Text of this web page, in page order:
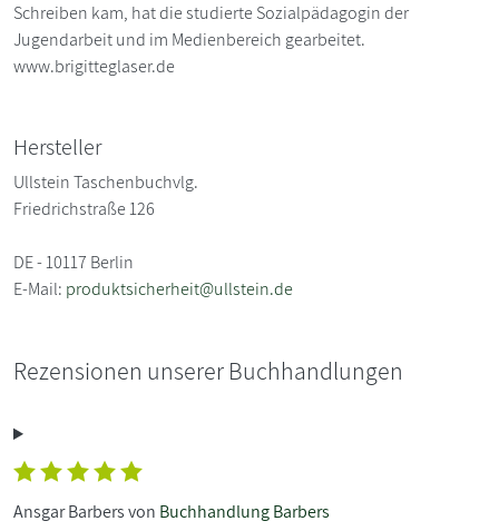
Schreiben kam, hat die studierte Sozialpädagogin der
Jugendarbeit und im Medienbereich gearbeitet.
www.brigitteglaser.de
Hersteller
Ullstein Taschenbuchvlg.
Friedrichstraße 126
DE - 10117 Berlin
E-Mail: produktsicherheit@ullstein.de
Rezensionen unserer Buchhandlungen
Ansgar Barbers von Buchhandlung Barbers